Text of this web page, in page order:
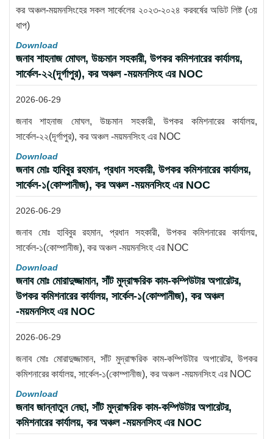
কর অঞ্চল-ময়মনসিংহের সকল সার্কেলের ২০২৩-২০২৪ করবর্ষের অডিট লিষ্ট (৩য়
ধাপ)
Download
জনাব শাহনাজ মোঘল, উচ্চমান সহকারী, উপকর কমিশনারের কার্যালয়,
সার্কেল-২২(দূর্গাপুর), কর অঞ্চল -ময়মনসিংহ এর NOC
2026-06-29
জনাব শাহনাজ মোঘল, উচ্চমান সহকারী, উপকর কমিশনারের কার্যালয়,
সার্কেল-২২(দূর্গাপুর), কর অঞ্চল -ময়মনসিংহ এর NOC
Download
জনাব মোঃ হাবিবুর রহমান, প্রধান সহকারী, উপকর কমিশনারের কার্যালয়,
সার্কেল-১(কোম্পানীজ), কর অঞ্চল -ময়মনসিংহ এর NOC
2026-06-29
জনাব মোঃ হাবিবুর রহমান, প্রধান সহকারী, উপকর কমিশনারের কার্যালয়,
সার্কেল-১(কোম্পানীজ), কর অঞ্চল -ময়মনসিংহ এর NOC
Download
জনাব মোঃ মোরাদুজ্জামান, সাঁট মুদ্রাক্ষরিক কাম-কম্পিউটার অপারেটর,
উপকর কমিশনারের কার্যালয়, সার্কেল-১(কোম্পানীজ), কর অঞ্চল
-ময়মনসিংহ এর NOC
2026-06-29
জনাব মোঃ মোরাদুজ্জামান, সাঁট মুদ্রাক্ষরিক কাম-কম্পিউটার অপারেটর, উপকর
কমিশনারের কার্যালয়, সার্কেল-১(কোম্পানীজ), কর অঞ্চল -ময়মনসিংহ এর NOC
Download
জনাব জান্নাতুন নেছা, সাঁট মুদ্রাক্ষরিক কাম-কম্পিউটার অপারেটর,
কমিশনারের কার্যালয়, কর অঞ্চল -ময়মনসিংহ এর NOC